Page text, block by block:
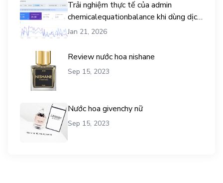
Trải nghiệm thực tế của admin
chemicalequationbalance khi dùng dịch
vụ mua traffic user
Jan 21, 2026
Review nước hoa nishane
Sep 15, 2023
Nước hoa givenchy nữ
Sep 15, 2023